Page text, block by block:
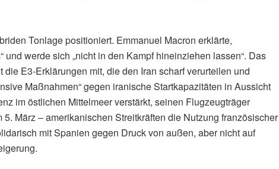
Tonlage positioniert. Emmanuel Macron erklärte,
und werde sich „nicht in den Kampf hineinziehen lassen“. Das
E3-Erklärungen mit, die den Iran scharf verurteilen und
Maßnahmen“ gegen iranische Startkapazitäten in Aussicht
im östlichen Mittelmeer verstärkt, seinen Flugzeugträger
März – amerikanischen Streitkräften die Nutzung französischer
mit Spanien gegen Druck von außen, aber nicht auf